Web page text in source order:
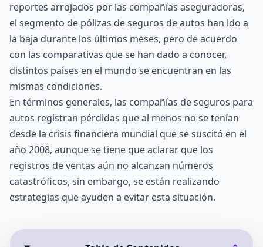
reportes arrojados por las compañías aseguradoras,
el segmento de pólizas de seguros de autos han ido a
la baja durante los últimos meses, pero de acuerdo
con las comparativas que se han dado a conocer,
distintos países en el mundo se encuentran en las
mismas condiciones.
En términos generales, las compañías de seguros para
autos registran pérdidas que al menos no se tenían
desde la crisis financiera mundial que se suscitó en el
año 2008, aunque se tiene que aclarar que los
registros de ventas aún no alcanzan números
catastróficos, sin embargo, se están realizando
estrategias que ayuden a evitar esta situación.